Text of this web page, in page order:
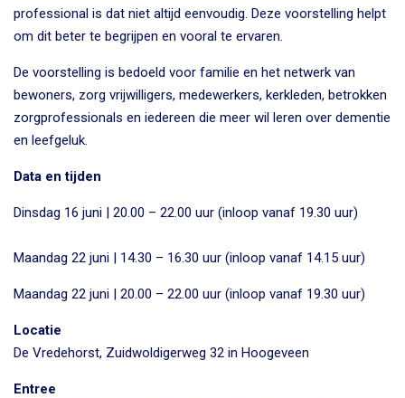
professional is dat niet altijd eenvoudig. Deze voorstelling helpt
om dit beter te begrijpen en vooral te ervaren.
De voorstelling is bedoeld voor familie en het netwerk van
bewoners, zorg vrijwilligers, medewerkers, kerkleden, betrokken
zorgprofessionals en iedereen die meer wil leren over dementie
en leefgeluk.
Data en tijden
Dinsdag 16 juni | 20.00 – 22.00 uur (inloop vanaf 19.30 uur)
Maandag 22 juni | 14.30 – 16.30 uur (inloop vanaf 14.15 uur)
Maandag 22 juni | 20.00 – 22.00 uur (inloop vanaf 19.30 uur)
Locatie
De Vredehorst, Zuidwoldigerweg 32 in Hoogeveen
Entree